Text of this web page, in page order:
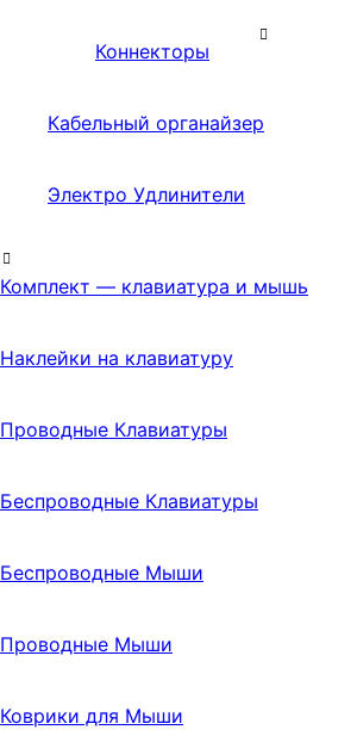
Коннекторы
Кабельный органайзер
Электро Удлинители
Комплект — клавиатура и мышь
Наклейки на клавиатуру
Проводные Клавиатуры
Беспроводные Клавиатуры
Беспроводные Мыши
Проводные Мыши
Коврики для Мыши